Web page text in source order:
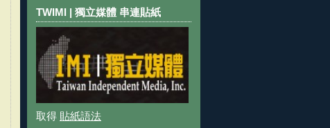
TWIMI | 獨立媒體 串連貼紙
取得 貼紙語法